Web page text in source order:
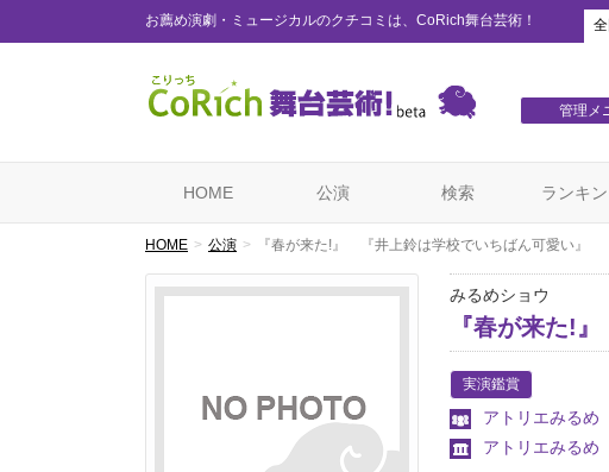
お薦め演劇・ミュージカルのクチコミは、CoRich舞台芸術！
管理メ
HOME 公演 検索 ランキ
HOME 公演 『春が来た!』 『井上鈴は学校でいちばん可愛い』
みるめショウ
『春が来た!
実演鑑賞
アトリエみるめ
アトリエみるめ